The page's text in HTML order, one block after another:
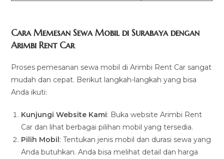
Cara Memesan Sewa Mobil di Surabaya dengan
Arimbi Rent Car
Proses pemesanan sewa mobil di Arimbi Rent Car sangat
mudah dan cepat. Berikut langkah-langkah yang bisa
Anda ikuti:
Kunjungi Website Kami: Buka website Arimbi Rent
Car dan lihat berbagai pilihan mobil yang tersedia.
Pilih Mobil: Tentukan jenis mobil dan durasi sewa yang
Anda butuhkan. Anda bisa melihat detail dan harga